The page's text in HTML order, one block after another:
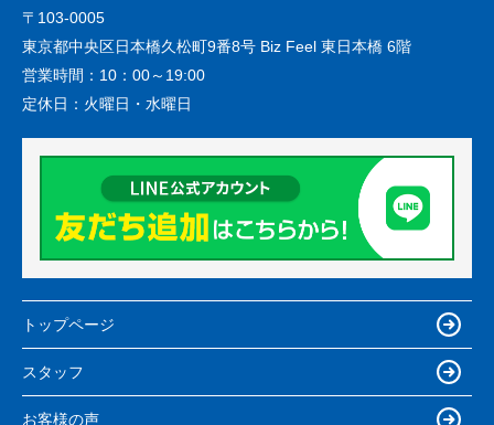
〒103-0005
東京都中央区日本橋久松町9番8号 Biz Feel 東日本橋 6階
営業時間： 10：00～19:00
定休日： 火曜日・水曜日
トップページ
スタッフ
お客様の声